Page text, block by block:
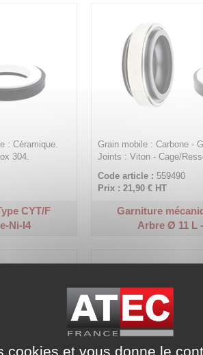
: Céramique.
304.
CYT/F
Ni-I4
Grain mobile : Carbone -
Joints : Viton - Cage/
Code article : 559490
Prix : 21,90 €HT
Garniture
Arbre Ø 11 L
cookies et vous donne le